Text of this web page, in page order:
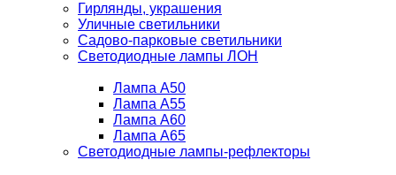
Гирлянды, украшения
Уличные светильники
Садово-парковые светильники
Светодиодные лампы ЛОН
Лампа A50
Лампа A55
Лампа A60
Лампа A65
Светодиодные лампы-рефлекторы